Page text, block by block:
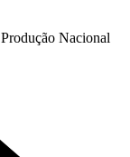
Nacional